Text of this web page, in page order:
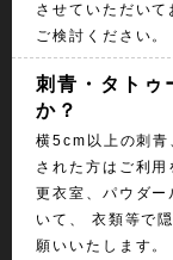
させていただい
ご検討ください。
刺青・タトゥ
か？
横5cm以上の刺青
された方はご利用
更衣室、パウダ
いて、 衣類等で
願いいたします